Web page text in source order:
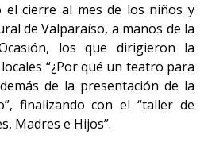
cierre al mes de los niños y
de Valparaíso, a manos de la
los que dirigieron la
“¿Por qué un teatro para
de la presentación de la
finalizando con el “taller de
Madres e Hijos”.